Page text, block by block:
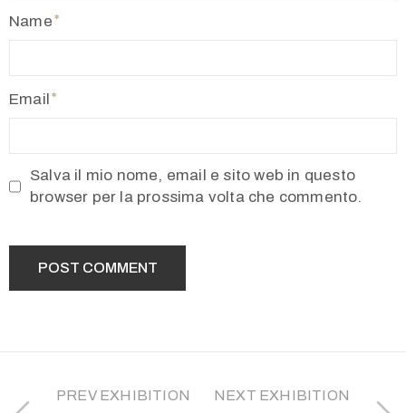
Name
Email
Salva il mio nome, email e sito web in questo
browser per la prossima volta che commento.
PREV EXHIBITION NEXT EXHIBITION